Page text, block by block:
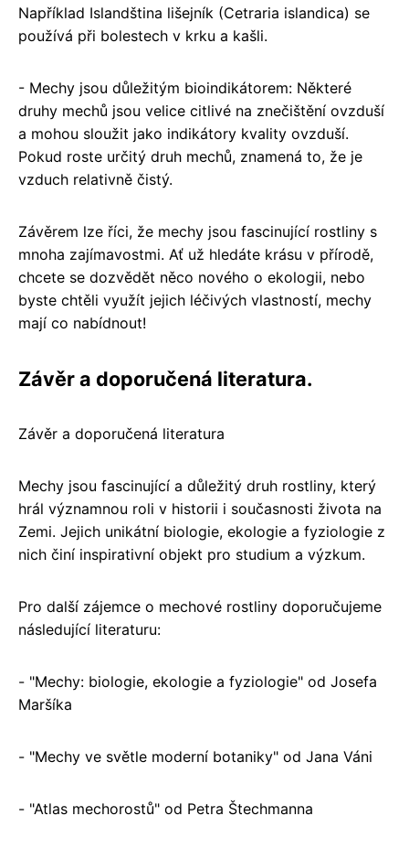
Například Islandština lišejník (Cetraria islandica) se
používá při bolestech v krku a kašli.
- Mechy jsou důležitým bioindikátorem: Některé
druhy mechů jsou velice citlivé na znečištění ovzduší
a mohou sloužit jako indikátory kvality ovzduší.
Pokud roste určitý druh mechů, znamená to, že je
vzduch relativně čistý.
Závěrem lze říci, že mechy jsou fascinující rostliny s
mnoha zajímavostmi. Ať už hledáte krásu v přírodě,
chcete se dozvědět něco nového o ekologii, nebo
byste chtěli využít jejich léčivých vlastností, mechy
mají co nabídnout!
Závěr a doporučená literatura.
Závěr a doporučená literatura
Mechy jsou fascinující a důležitý druh rostliny, který
hrál významnou roli v historii i současnosti života na
Zemi. Jejich unikátní biologie, ekologie a fyziologie z
nich činí inspirativní objekt pro studium a výzkum.
Pro další zájemce o mechové rostliny doporučujeme
následující literaturu:
- "Mechy: biologie, ekologie a fyziologie" od Josefa
Maršíka
- "Mechy ve světle moderní botaniky" od Jana Váni
- "Atlas mechorostů" od Petra Štechmanna